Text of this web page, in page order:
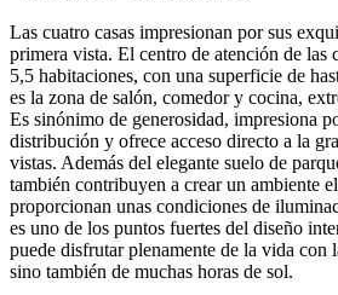
Las cuatro casas impresionan por sus
primera vista. El centro de atención de las
5,5 habitaciones, con una superficie de
es la zona de salón, comedor y cocina,
Es sinónimo de generosidad, impresiona
distribución y ofrece acceso directo a la
vistas. Además del elegante suelo de
también contribuyen a crear un ambiente
proporcionan unas condiciones de
es uno de los puntos fuertes del diseño
puede disfrutar plenamente de la vida con
sino también de muchas horas de sol.